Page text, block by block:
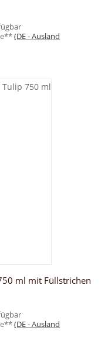
(DE - Ausland
ml mit Füllstrichen
(DE - Ausland